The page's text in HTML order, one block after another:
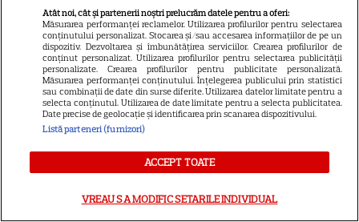
13
SKYSHOWTIME
Scarlett Johansson și Kristin
Scott Thomas, din nou mamă
și fiică pe ecran în „My
Mother's Wedding”. Când
apare filmul pe SkyShowtime
PRIME VIDEO
Jamie Campbell Bower, starul
Atât noi, cât și partenerii noștri prelucrăm datele pentru a oferi:
Măsurarea performanței reclamelor. Utilizarea profilurilor pentru selectarea
conținutului personalizat. Stocarea și/sau accesarea informațiilor de pe un
dispozitiv. Dezvoltarea și îmbunătățirea serviciilor. Crearea profilurilor de
conținut personalizat. Utilizarea profilurilor pentru selectarea publicității
personalizate. Crearea profilurilor pentru publicitate personalizată.
Măsurarea performanței conținutului. Înțelegerea publicului prin statistici
sau combinații de date din surse diferite. Utilizarea datelor limitate pentru a
selecta conținutul. Utilizarea de date limitate pentru a selecta publicitatea.
Date precise de geolocație și identificarea prin scanarea dispozitivului.
Listă parteneri (furnizori)
ACCEPT TOATE
VREAU SA MODIFIC SETARILE INDIVIDUAL